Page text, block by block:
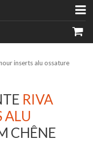
inserts alu ossature
RIVA
ALU
CHÊNE